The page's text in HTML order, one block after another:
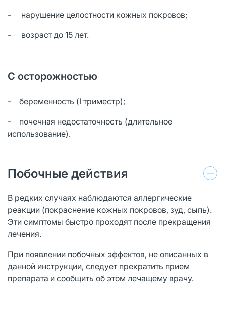
- нарушение целостности кожных покровов;
- возраст до 15 лет.
С осторожностью
- беременность (I триместр);
- почечная недостаточность (длительное
использование).
Побочные действия
В редких случаях наблюдаются аллергические
реакции (покраснение кожных покровов, зуд, сыпь).
Эти симптомы быстро проходят после прекращения
лечения.
При появлении побочных эффектов, не описанных в
данной инструкции, следует прекратить прием
препарата и сообщить об этом лечащему врачу.